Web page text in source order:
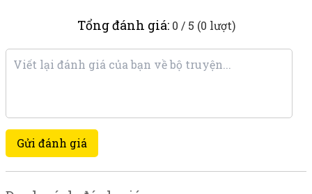
Tổng đánh giá: 0 / 5 (0 lượt)
Gửi đánh giá